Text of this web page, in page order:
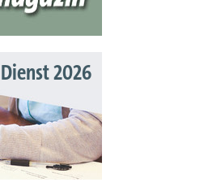
2026